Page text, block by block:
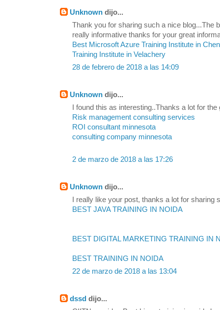
Unknown dijo...
Thank you for sharing such a nice blog...The
really informative thanks for your great
Best Microsoft Azure Training Institute in
Training Institute in Velachery
28 de febrero de 2018 a las 14:09
Unknown dijo...
I found this as interesting..Thanks a lot for
Risk management consulting services
ROI consultant minnesota
consulting company minnesota
2 de marzo de 2018 a las 17:26
Unknown dijo...
I really like your post, thanks a lot for sharing
BEST JAVA TRAINING IN NOIDA
BEST DIGITAL MARKETING TRAINING IN
BEST TRAINING IN NOIDA
22 de marzo de 2018 a las 13:04
dssd dijo...